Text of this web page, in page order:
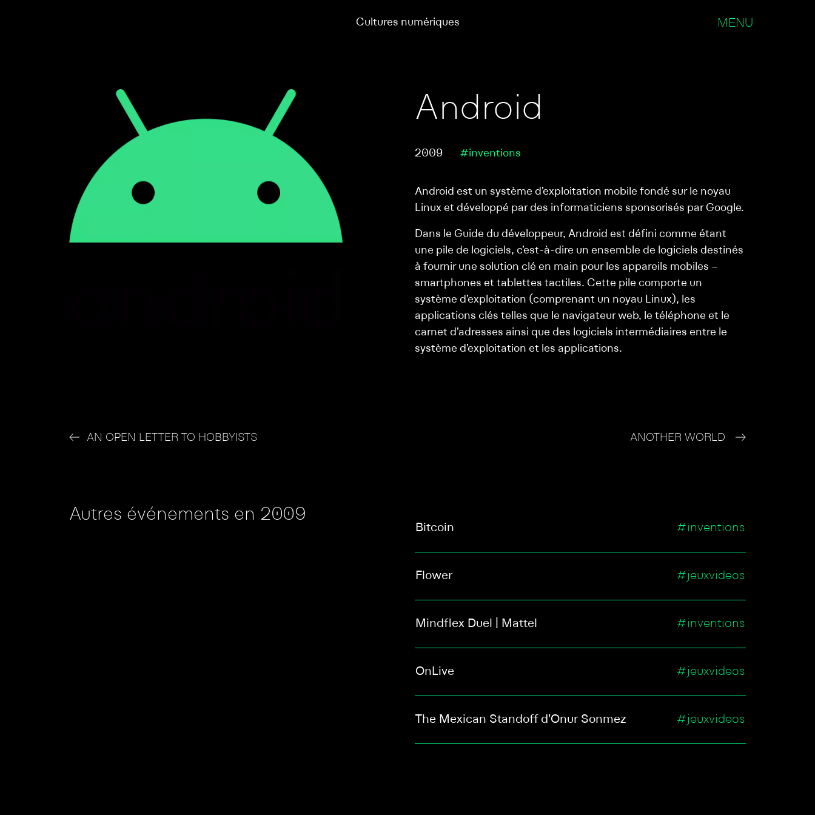
Cultures numériques MENU
Android
2009 #inventions
Android est un système d’exploitation mobile fondé sur le noyau
Linux et développé par des informaticiens sponsorisés par Google.
Dans le Guide du développeur, Android est défini comme étant
une pile de logiciels, c’est-à-dire un ensemble de logiciels destinés
à fournir une solution clé en main pour les appareils mobiles –
smartphones et tablettes tactiles. Cette pile comporte un
système d’exploitation (comprenant un noyau Linux), les
applications clés telles que le navigateur web, le téléphone et le
carnet d’adresses ainsi que des logiciels intermédiaires entre le
système d’exploitation et les applications.
AN OPEN LETTER TO HOBBYISTS ANOTHER WORLD
Autres événements en 2009
Bitcoin #inventions
Flower #jeuxvideos
Mindflex Duel | Mattel #inventions
OnLive #jeuxvideos
The Mexican Standoff d’Onur Sonmez #jeuxvideos